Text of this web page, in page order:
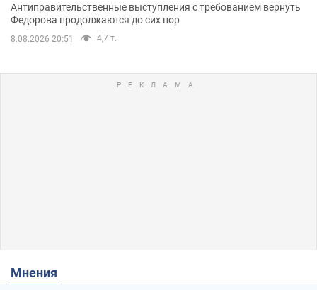
Антиправительственные выступления с требованием вернуть
Федорова продолжаются до сих пор
8.08.2026 20:51 4,7 т.
Мнения